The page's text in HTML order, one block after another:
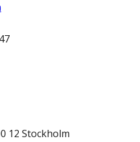
12 Stockholm